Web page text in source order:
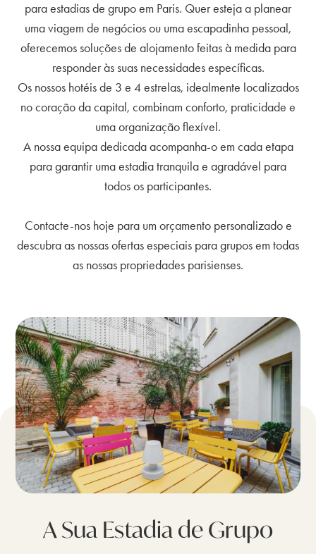
para estadias de grupo em Paris. Quer esteja a planear
uma viagem de negócios ou uma escapadinha pessoal,
oferecemos soluções de alojamento feitas à medida para
responder às suas necessidades específicas.
Os nossos hotéis de 3 e 4 estrelas, idealmente localizados
no coração da capital, combinam conforto, praticidade e
uma organização flexível.
A nossa equipa dedicada acompanha-o em cada etapa
para garantir uma estadia tranquila e agradável para
todos os participantes.
Contacte-nos hoje para um orçamento personalizado e
descubra as nossas ofertas especiais para grupos em todas
as nossas propriedades parisienses.
A Sua Estadia de Grupo